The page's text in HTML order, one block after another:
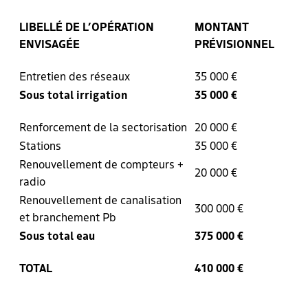
LIBELLÉ DE L’OPÉRATION
ENVISAGÉE
MONTANT
PRÉVISIONNEL
Entretien des réseaux
35 000 €
Sous total irrigation
35 000 €
Renforcement de la sectorisation 20 000 €
Stations
35 000 €
Renouvellement de compteurs +
radio
20 000 €
Renouvellement de canalisation
et branchement Pb
300 000 €
Sous total eau
375 000 €
TOTAL 410 000 €